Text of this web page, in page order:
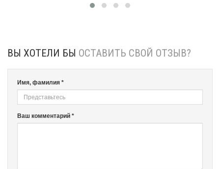
ВЫ ХОТЕЛИ БЫ ОСТАВИТЬ СВОЙ ОТЗЫВ?
Имя, фамилия *
Ваш комментарий *